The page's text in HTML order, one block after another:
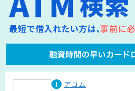
1
アコム